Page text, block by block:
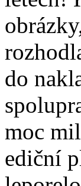
do
moc
ediční